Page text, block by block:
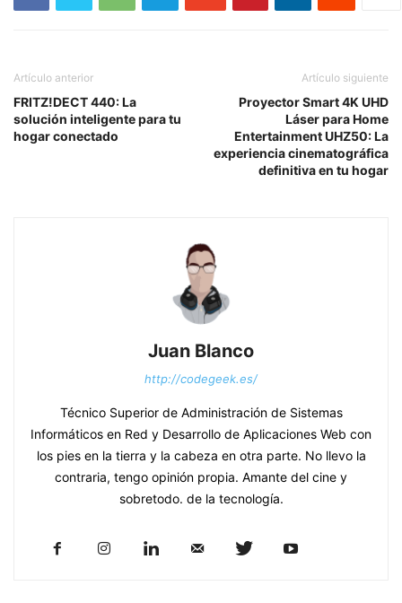
Artículo anterior
FRITZ!DECT 440: La
solución inteligente para tu
hogar conectado
Artículo siguiente
Proyector Smart 4K UHD
Láser para Home
Entertainment UHZ50: La
experiencia cinematográfica
definitiva en tu hogar
Juan Blanco
http://codegeek.es/
Técnico Superior de Administración de Sistemas
Informáticos en Red y Desarrollo de Aplicaciones Web con
los pies en la tierra y la cabeza en otra parte. No llevo la
contraria, tengo opinión propia. Amante del cine y
sobretodo. de la tecnología.